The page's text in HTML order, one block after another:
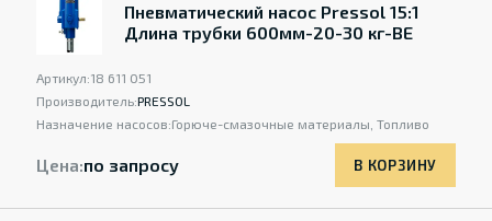
Пневматический насос Pressol 15:1
Длина трубки 600мм-20-30 кг-BE
Артикул:18 611 051
Производитель:PRESSOL
Назначение насосов:Горюче-смазочные материалы, Топливо
Цена:по запросу В КОРЗИНУ